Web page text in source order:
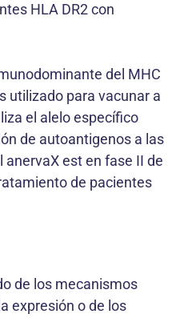
HLA DR2 con
del MHC
utilizado para vacunar a
el alelo específico
de autoantigenos a las
est en fase II de
de pacientes
de los mecanismos
expresión o de los